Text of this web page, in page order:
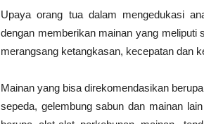
Upaya orang tua dalam mengedukasi
dengan memberikan mainan yang meliputi
merangsang ketangkasan, kecepatan dan
Mainan yang bisa direkomendasikan
sepeda, gelembung sabun dan mainan